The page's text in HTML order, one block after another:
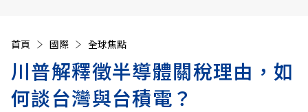
首頁 國際 全球焦點
川普解釋徵半導體關稅理由，如
何談台灣與台積電？